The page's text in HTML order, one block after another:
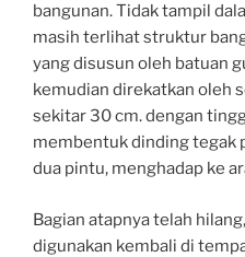
bangunan. Tidak tampil
masih terlihat struktur
yang disusun oleh batuan
kemudian direkatkan oleh
sekitar 30 cm. dengan
membentuk dinding tegak
dua pintu, menghadap ke
Bagian atapnya telah
digunakan kembali di